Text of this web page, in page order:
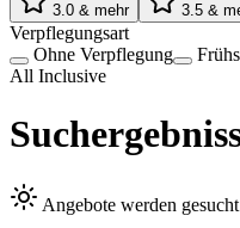
3.0 & mehr 3.5 &
Verpflegungsart
Ohne Verpflegung
All Inclusive
Angebote werden gesucht